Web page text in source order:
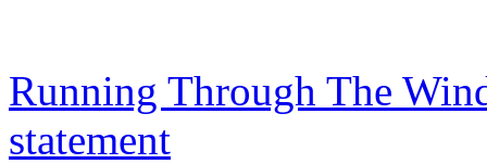
Running Through The
statement